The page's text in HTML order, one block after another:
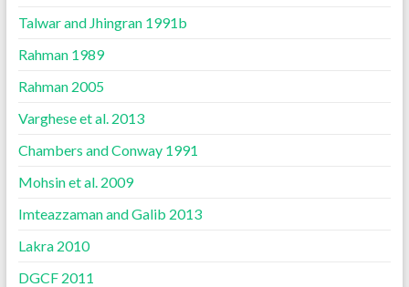
Talwar and Jhingran 1991b
Rahman 1989
Rahman 2005
Varghese et al. 2013
Chambers and Conway 1991
Mohsin et al. 2009
Imteazzaman and Galib 2013
Lakra 2010
DGCF 2011